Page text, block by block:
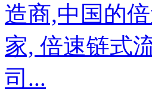
造商,中国的
家, 倍速链式
司...